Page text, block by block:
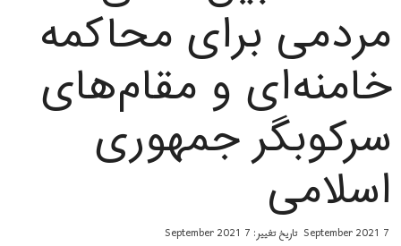
مردمی برای محاکمه
خامنه‌ای و مقام‌های
سرکوبگر جمهوری
اسلامی
7 September 2021 تاریخ تغییر: 7 September 2021